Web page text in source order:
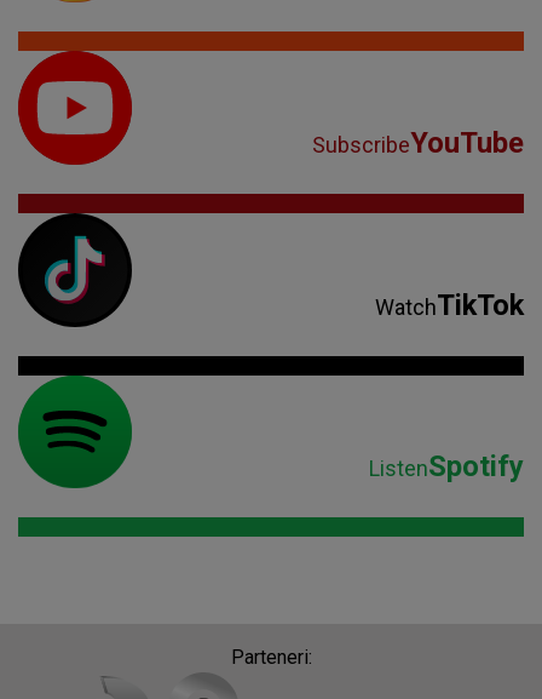
SubscribeYouTube
WatchTikTok
ListenSpotify
Parteneri: